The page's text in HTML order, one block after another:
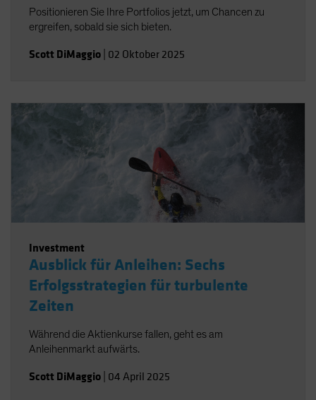
Positionieren Sie Ihre Portfolios jetzt, um Chancen zu
ergreifen, sobald sie sich bieten.
Scott DiMaggio 02 Oktober 2025
Investment
Ausblick für Anleihen: Sechs
Erfolgsstrategien für turbulente
Zeiten
Während die Aktienkurse fallen, geht es am
Anleihenmarkt aufwärts.
Scott DiMaggio 04 April 2025